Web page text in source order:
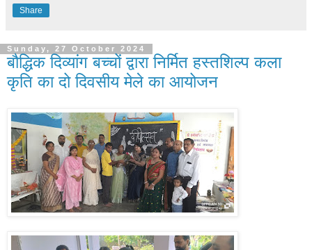
Share
Sunday, 27 October 2024
बौद्धिक दिव्यांग बच्चों द्वारा निर्मित हस्तशिल्प कला
कृति का दो दिवसीय मेले का आयोजन